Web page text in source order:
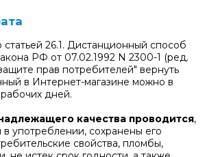
статьей 26.1. Дистанционный способ
РФ от 07.02.1992 N 2300-1 (ред.
прав потребителей" вернуть
в Интернет-магазине можно в
рабочих дней.
качества проводится,
употреблении, сохранены его
свойства, пломбы,